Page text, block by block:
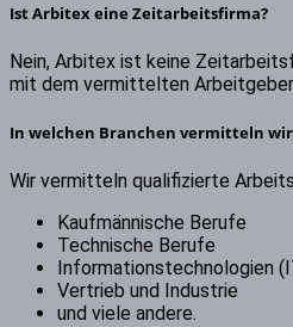
IstArbitexeine Zeitarbeitsfirma?
Nein, Arbitex ist keine
mit dem vermittelten
In welchen Branchen vermitteln
Wir vermitteln qualifizierte
Kaufmännische Berufe
Technische Berufe
Informationstechnologien
Vertrieb und Industrie
und viele andere.